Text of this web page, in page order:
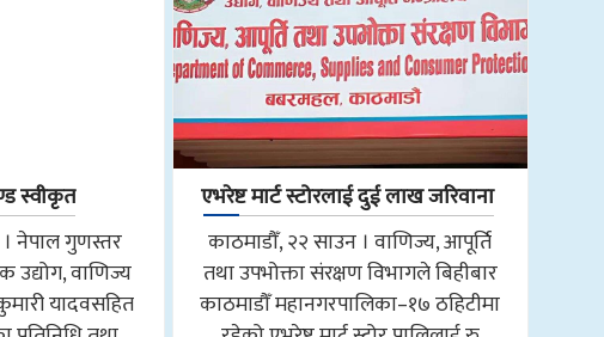
स्वीकृत
नेपाल गुणस्तर
वाणिज्य
यादवसहित
एभरेष्ट मार्ट स्टोरलाई दुई लाख जरिवाना
काठमाडौँ, २२ साउन । वाणिज्य, आपूर्ति
तथा उपभोक्ता संरक्षण विभागले बिहीबार
काठमाडौँ महानगरपालिका–१७ ठहिटीमा